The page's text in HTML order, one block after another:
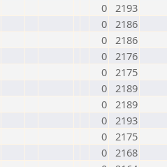
0 2193
0 2186
0 2186
0 2176
0 2175
0 2189
0 2189
0 2193
0 2175
0 2168